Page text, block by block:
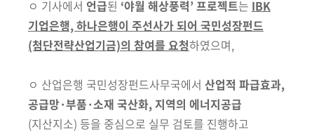
ㅇ 기사에서 언급된 ‘야월 해상풍력’ 프로젝트는 IBK
기업은행, 하나은행이 주선사가 되어 국민성장펀드
(첨단전략산업기금)의 참여를 요청하였으며,
ㅇ 산업은행 국민성장펀드사무국에서 산업적 파급효과,
공급망·부품·소재 국산화, 지역의 에너지공급
(지산지소) 등을 중심으로 실무 검토를 진행하고